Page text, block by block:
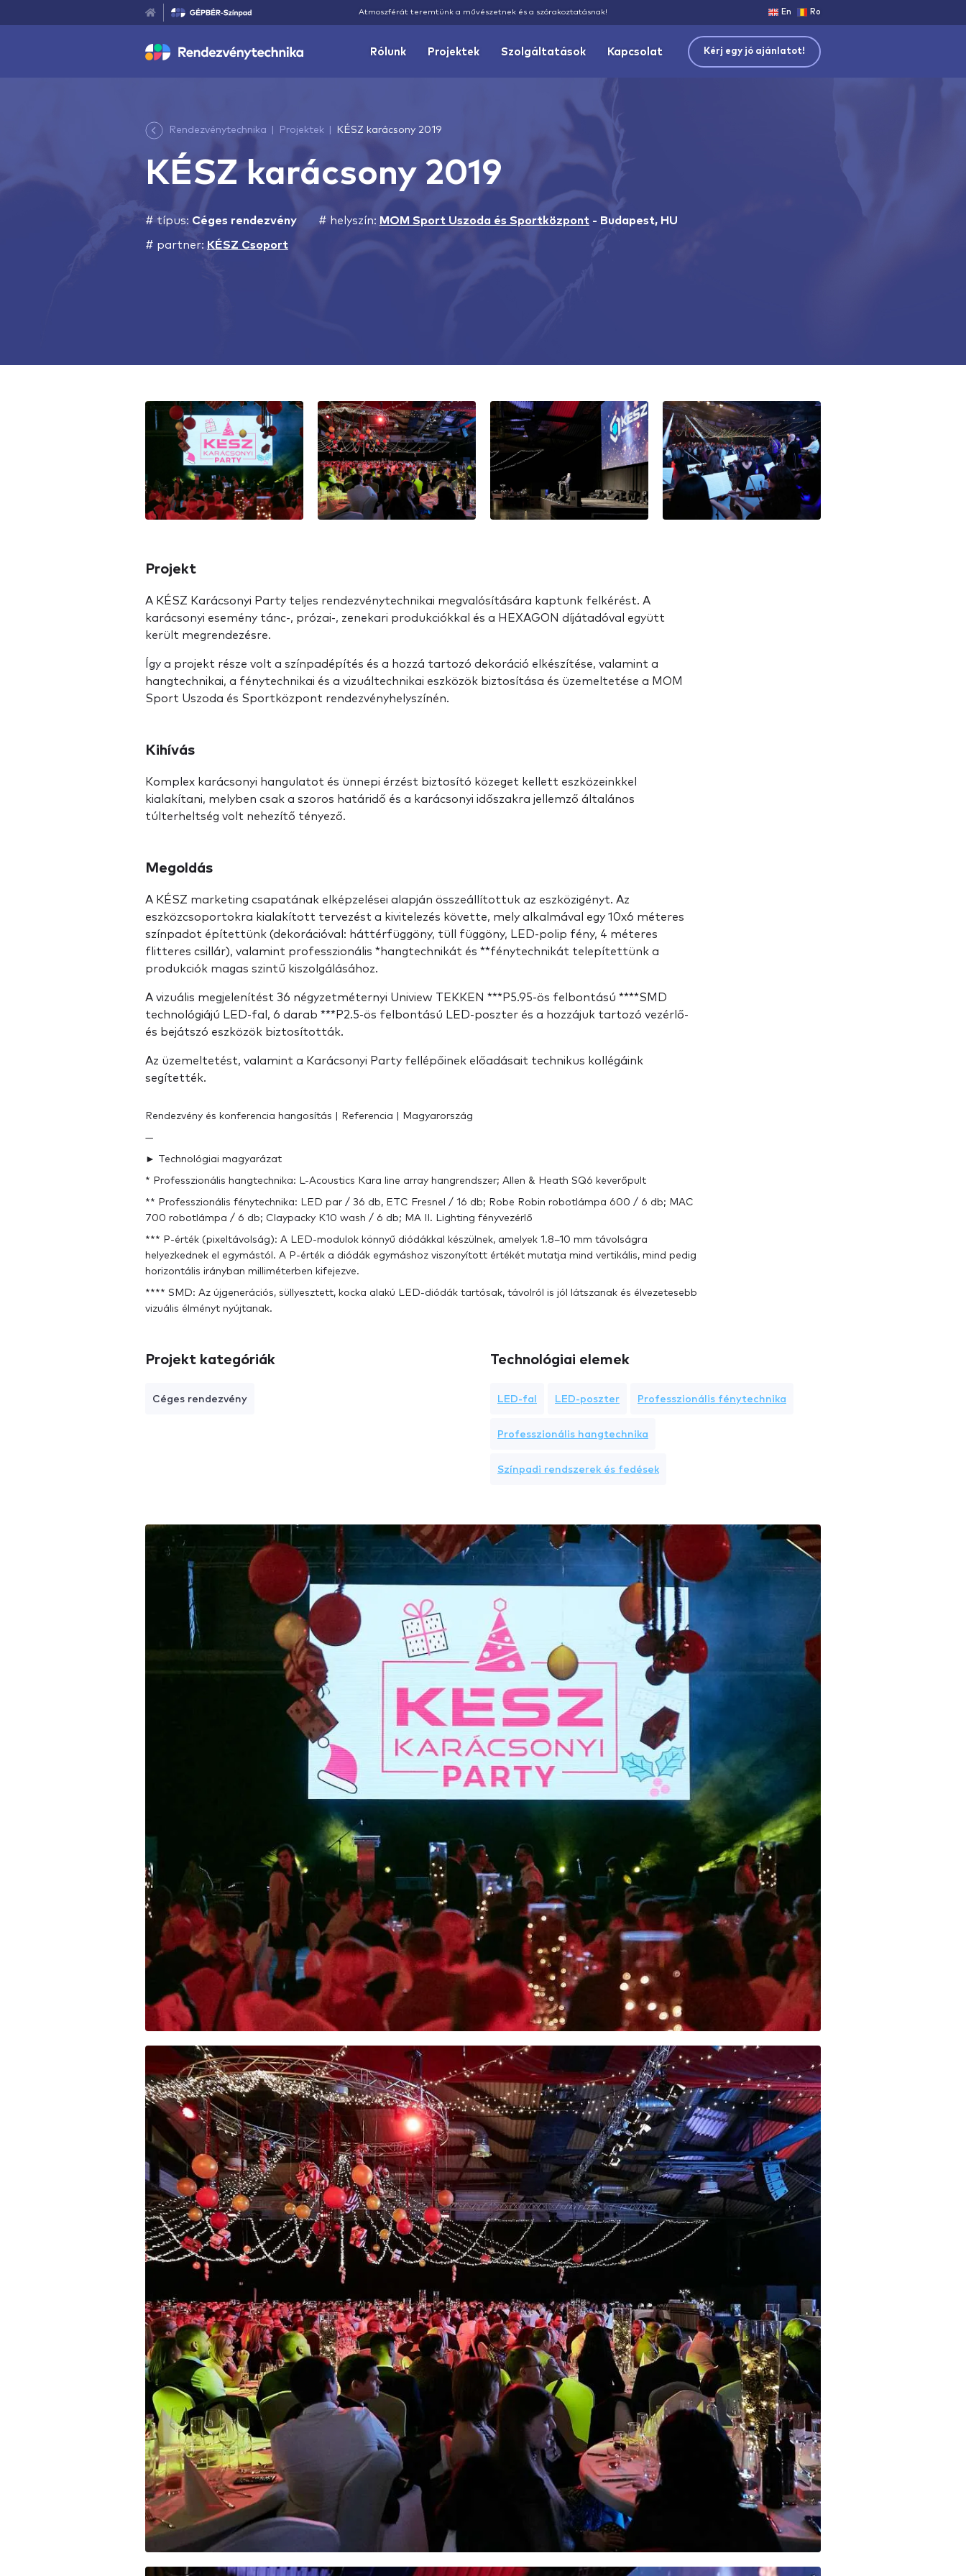
Atmoszférát teremtünk a művészetnek és a szórakoztatásnak! En Ro
Rólunk Projektek Szolgáltatások Kapcsolat Kérj egy jó ajánlatot!
Rendezvénytechnika Projektek KÉSZ karácsony 2019
KÉSZ karácsony 2019
# típus: Céges rendezvény # helyszín: MOM Sport Uszoda és Sportközpont - Budapest, HU
# partner: KÉSZ Csoport
Projekt
A KÉSZ Karácsonyi Party teljes rendezvénytechnikai megvalósítására kaptunk felkérést. A
karácsonyi esemény tánc-, prózai-, zenekari produkciókkal és a HEXAGON díjátadóval együtt
került megrendezésre.
Így a projekt része volt a színpadépítés és a hozzá tartozó dekoráció elkészítése, valamint a
hangtechnikai, a fénytechnikai és a vizuáltechnikai eszközök biztosítása és üzemeltetése a MOM
Sport Uszoda és Sportközpont rendezvényhelyszínén.
Kihívás
Komplex karácsonyi hangulatot és ünnepi érzést biztosító közeget kellett eszközeinkkel
kialakítani, melyben csak a szoros határidő és a karácsonyi időszakra jellemző általános
túlterheltség volt nehezítő tényező.
Megoldás
A KÉSZ marketing csapatának elképzelései alapján összeállítottuk az eszközigényt. Az
eszközcsoportokra kialakított tervezést a kivitelezés követte, mely alkalmával egy 10x6 méteres
színpadot építettünk (dekorációval: háttérfüggöny, tüll függöny, LED-polip fény, 4 méteres
flitteres csillár), valamint professzionális *hangtechnikát és **fénytechnikát telepítettünk a
produkciók magas szintű kiszolgálásához.
A vizuális megjelenítést 36 négyzetméternyi Uniview TEKKEN ***P5.95-ös felbontású ****SMD
technológiájú LED-fal, 6 darab ***P2.5-ös felbontású LED-poszter és a hozzájuk tartozó vezérlő-
és bejátszó eszközök biztosították.
Az üzemeltetést, valamint a Karácsonyi Party fellépőinek előadásait technikus kollégáink
segítették.
Rendezvény és konferencia hangosítás | Referencia | Magyarország
—
► Technológiai magyarázat
* Professzionális hangtechnika: L-Acoustics Kara line array hangrendszer; Allen & Heath SQ6 keverőpult
** Professzionális fénytechnika: LED par / 36 db, ETC Fresnel / 16 db; Robe Robin robotlámpa 600 / 6 db; MAC
700 robotlámpa / 6 db; Claypacky K10 wash / 6 db; MA II. Lighting fényvezérlő
*** P-érték (pixeltávolság): A LED-modulok könnyű diódákkal készülnek, amelyek 1.8–10 mm távolságra
helyezkednek el egymástól. A P-érték a diódák egymáshoz viszonyított értékét mutatja mind vertikális, mind pedig
horizontális irányban milliméterben kifejezve.
**** SMD: Az újgenerációs, süllyesztett, kocka alakú LED-diódák tartósak, távolról is jól látszanak és élvezetesebb
vizuális élményt nyújtanak.
Projekt kategóriák
Céges rendezvény
Technológiai elemek
LED-fal LED-poszter Professzionális fénytechnika
Professzionális hangtechnika
Színpadi rendszerek és fedések